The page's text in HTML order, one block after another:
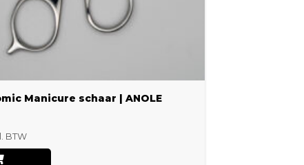
Manicure schaar | ANOLE
BTW